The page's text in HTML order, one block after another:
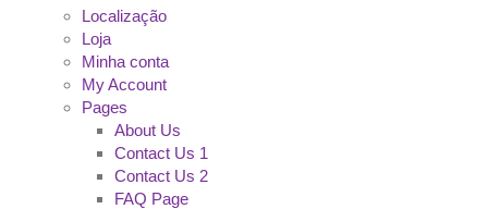
Localização
Loja
Minha conta
My Account
Pages
About Us
Contact Us 1
Contact Us 2
FAQ Page